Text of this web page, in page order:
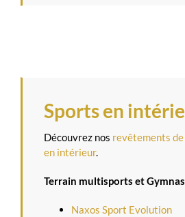
Sports en
Découvrez nos revêtements
en intérieur.
Terrain multisports et
Naxos Sport Evolution